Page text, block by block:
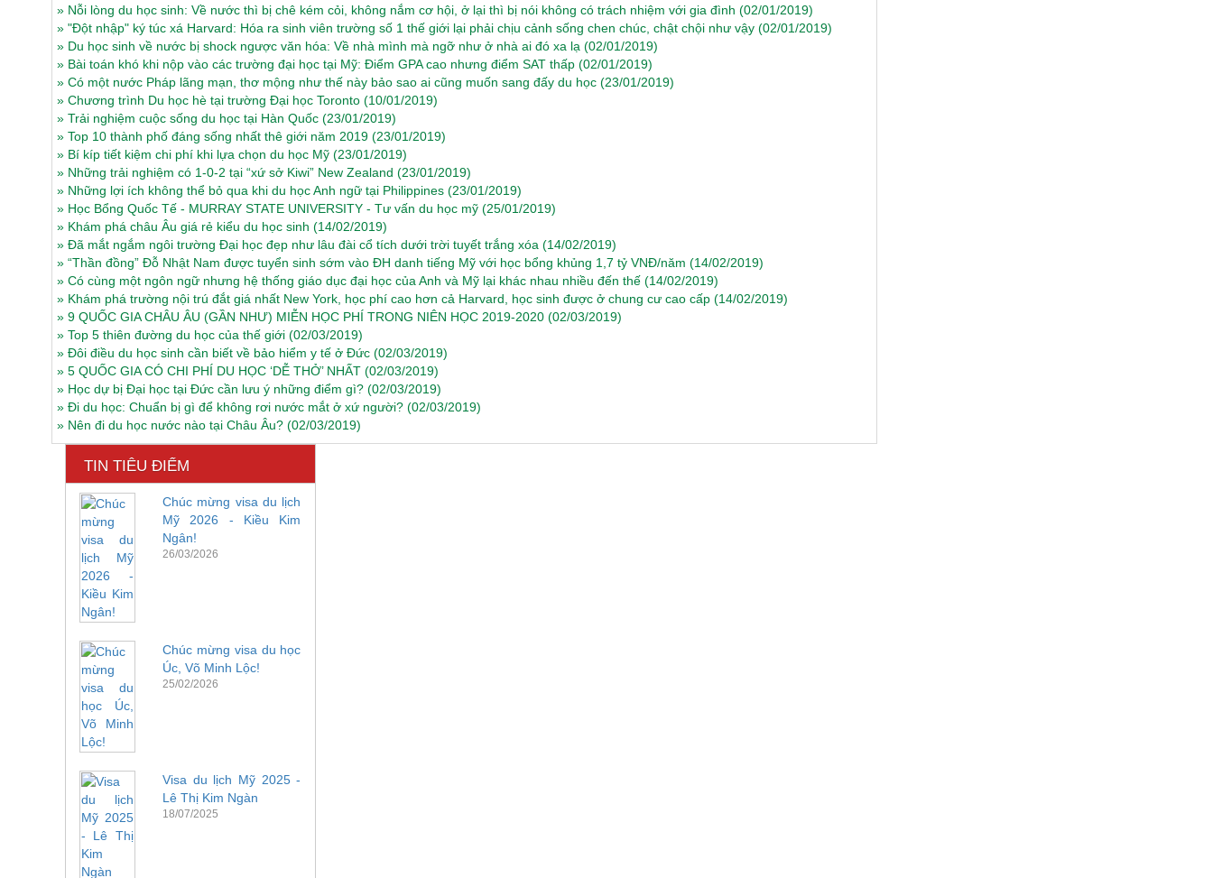
» Nỗi lòng du học sinh: Về nước thì bị chê kém cỏi, không nắm cơ hội, ở lại thì bị nói không có trách nhiệm với gia đình (02/01/2019)
» "Đột nhập" ký túc xá Harvard: Hóa ra sinh viên trường số 1 thế giới lại phải chịu cảnh sống chen chúc, chật chội như vậy (02/01/2019)
» Du học sinh về nước bị shock ngược văn hóa: Về nhà mình mà ngỡ như ở nhà ai đó xa lạ (02/01/2019)
» Bài toán khó khi nộp vào các trường đại học tại Mỹ: Điểm GPA cao nhưng điểm SAT thấp (02/01/2019)
» Có một nước Pháp lãng mạn, thơ mộng như thế này bảo sao ai cũng muốn sang đấy du học (23/01/2019)
» Chương trình Du học hè tại trường Đại học Toronto (10/01/2019)
» Trải nghiệm cuộc sống du học tại Hàn Quốc (23/01/2019)
» Top 10 thành phố đáng sống nhất thê giới năm 2019 (23/01/2019)
» Bí kíp tiết kiệm chi phí khi lựa chọn du học Mỹ (23/01/2019)
» Những trải nghiệm có 1-0-2 tại “xứ sở Kiwi” New Zealand (23/01/2019)
» Những lợi ích không thể bỏ qua khi du học Anh ngữ tại Philippines (23/01/2019)
» Học Bổng Quốc Tế - MURRAY STATE UNIVERSITY - Tư vấn du học mỹ (25/01/2019)
» Khám phá châu Âu giá rẻ kiểu du học sinh (14/02/2019)
» Đã mắt ngắm ngôi trường Đại học đẹp như lâu đài cổ tích dưới trời tuyết trắng xóa (14/02/2019)
» “Thần đồng” Đỗ Nhật Nam được tuyển sinh sớm vào ĐH danh tiếng Mỹ với học bổng khủng 1,7 tỷ VNĐ/năm (14/02/2019)
» Có cùng một ngôn ngữ nhưng hệ thống giáo dục đại học của Anh và Mỹ lại khác nhau nhiều đến thế (14/02/2019)
» Khám phá trường nội trú đắt giá nhất New York, học phí cao hơn cả Harvard, học sinh được ở chung cư cao cấp (14/02/2019)
» 9 QUỐC GIA CHÂU ÂU (GẦN NHƯ) MIỄN HỌC PHÍ TRONG NIÊN HỌC 2019-2020 (02/03/2019)
» Top 5 thiên đường du học của thế giới (02/03/2019)
» Đôi điều du học sinh cần biết về bảo hiểm y tế ở Đức (02/03/2019)
» 5 QUỐC GIA CÓ CHI PHÍ DU HỌC ‘DỄ THỞ’ NHẤT (02/03/2019)
» Học dự bị Đại học tại Đức cần lưu ý những điểm gì? (02/03/2019)
» Đi du học: Chuẩn bị gì để không rơi nước mắt ở xứ người? (02/03/2019)
» Nên đi du học nước nào tại Châu Âu? (02/03/2019)
TIN TIÊU ĐIỂM
Chúc mừng visa du lịch
Mỹ 2026 - Kiều Kim
Ngân!
26/03/2026
Chúc mừng visa du học
Úc, Võ Minh Lộc!
25/02/2026
Visa du lịch Mỹ 2025 -
Lê Thị Kim Ngàn
18/07/2025